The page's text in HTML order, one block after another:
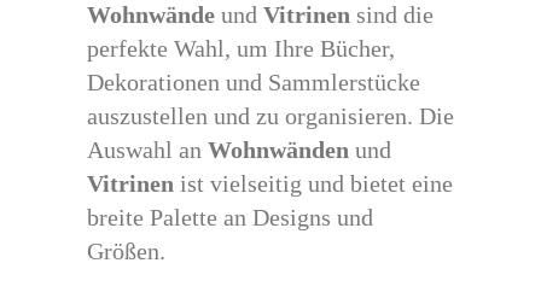
Wohnwände und Vitrinen sind die
perfekte Wahl, um Ihre Bücher,
Dekorationen und Sammlerstücke
auszustellen und zu organisieren. Die
Auswahl an Wohnwänden und
Vitrinen ist vielseitig und bietet eine
breite Palette an Designs und
Größen.